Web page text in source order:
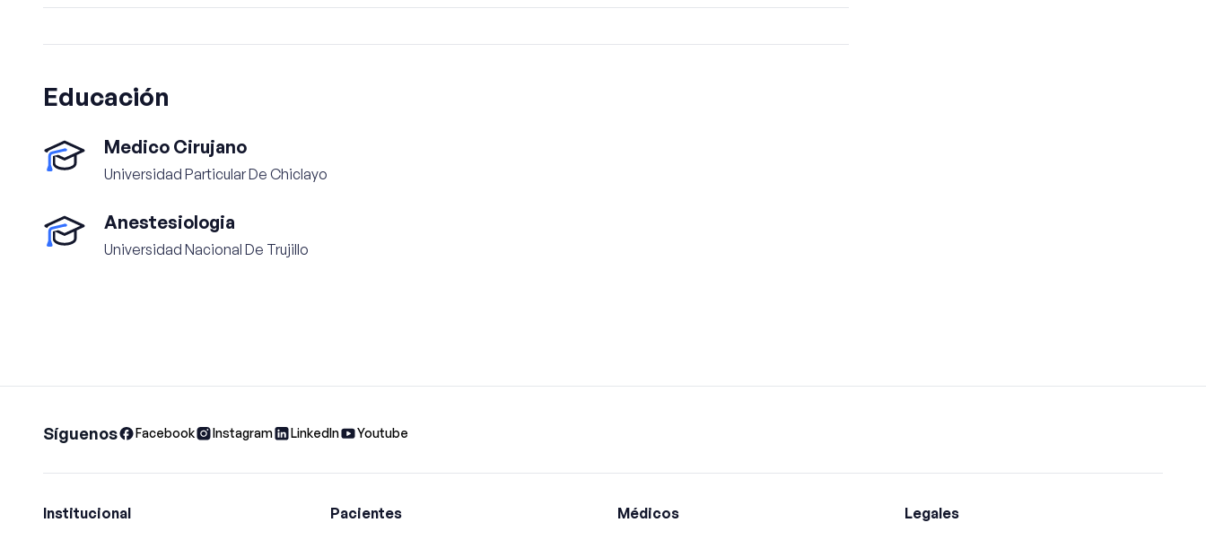
Educación
Medico Cirujano
Universidad Particular De Chiclayo
Anestesiologia
Universidad Nacional De Trujillo
Síguenos Facebook Instagram LinkedIn Youtube
Institucional Pacientes Médicos Legales